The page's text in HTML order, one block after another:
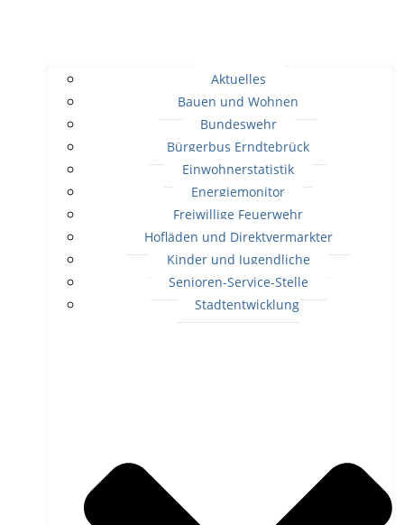
Aktuelles
Bauen und Wohnen
Bundeswehr
Bürgerbus Erndtebrück
Einwohnerstatistik
Energiemonitor
Freiwillige Feuerwehr
Hofläden und Direktvermarkter
Kinder und Jugendliche
Senioren-Service-Stelle
Stadtentwicklung